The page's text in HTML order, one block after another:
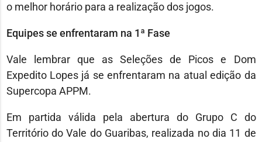
o melhor horário para a realização dos jogos.
Equipes se enfrentaram na 1ª Fase
Vale lembrar que as Seleções de Picos e Dom
Expedito Lopes já se enfrentaram na atual edição da
Supercopa APPM.
Em partida válida pela abertura do Grupo C do
Território do Vale do Guaribas, realizada no dia 11 de